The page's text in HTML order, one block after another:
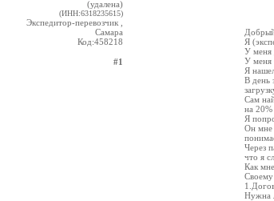
(удалена)
(ИНН:6318235615)
Экспедитор-перевозчик ,
Самара
Код:458218
#1
Добрый
Я
У меня
У меня
Я
В день
Сам
на 20%
Я
Он мне
Через
что я
Как
Своему
Нужна